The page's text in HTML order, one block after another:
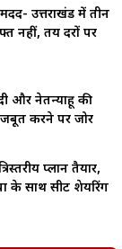
उत्तराखंड में तीन
नहीं, तय दरों पर
और नेतन्याहू की
करने पर जोर
प्लान तैयार,
के साथ सीट शेयरिंग